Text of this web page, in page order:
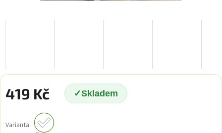
419 Kč Skladem
cena:
Varianta